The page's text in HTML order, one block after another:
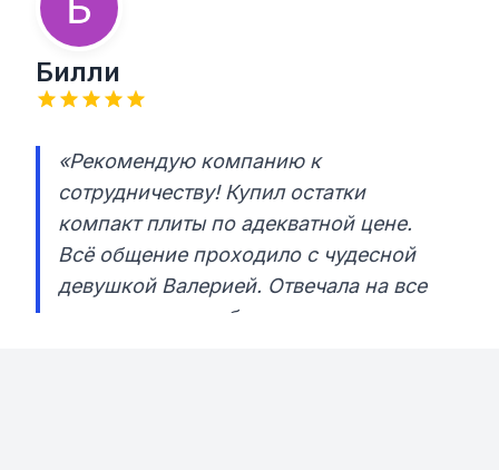
Билли
«Рекомендую компанию к
сотрудничеству! Купил остатки
компакт плиты по адекватной цене.
Всё общение проходило с чудесной
девушкой Валерией. Отвечала на все
вопросы и способствовала